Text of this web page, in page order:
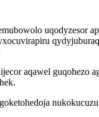
uqodyzesor
aqawel guqohezo